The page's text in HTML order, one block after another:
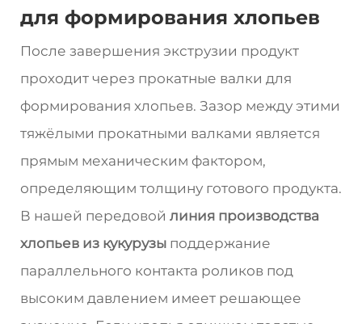
для формирования хлопьев
После завершения экструзии продукт
проходит через прокатные валки для
формирования хлопьев. Зазор между этими
тяжёлыми прокатными валками является
прямым механическим фактором,
определяющим толщину готового продукта.
В нашей передовой линия производства
хлопьев из кукурузы поддержание
параллельного контакта роликов под
высоким давлением имеет решающее